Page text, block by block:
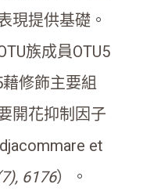
現提供基礎。
族成員OTU5
修飾主要組
開花抑制因子
et
6176）。